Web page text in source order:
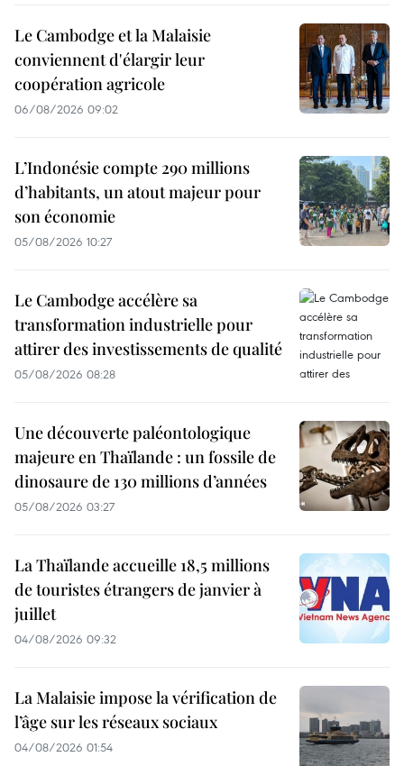
Le Cambodge et la Malaisie
conviennent d'élargir leur
coopération agricole
06/08/2026 09:02
L’Indonésie compte 290 millions
d’habitants, un atout majeur pour
son économie
05/08/2026 10:27
Le Cambodge accélère sa
transformation industrielle pour
attirer des investissements de qualité
05/08/2026 08:28
Une découverte paléontologique
majeure en Thaïlande : un fossile de
dinosaure de 130 millions d’années
05/08/2026 03:27
La Thaïlande accueille 18,5 millions
de touristes étrangers de janvier à
juillet
04/08/2026 09:32
La Malaisie impose la vérification de
l’âge sur les réseaux sociaux
04/08/2026 01:54